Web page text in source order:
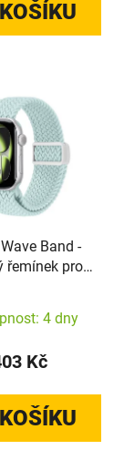
Band -
řemínek pro
modrý)
4 dny
Kč